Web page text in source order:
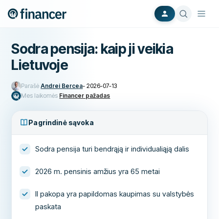
Sodra pensija: kaip ji veikia
Lietuvoje
Parašė Andrei Bercea-2026-07-13
Mes laikomės Financer pažadas
Pagrindinė sąvoka
Sodra pensija turi bendrąją ir individualiąją dalis
2026 m. pensinis amžius yra 65 metai
II pakopa yra papildomas kaupimas su valstybės
paskata